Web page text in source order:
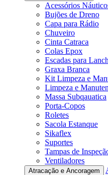
Acessórios
Bujões de Dreno
Capa para Rádio
Chuveiro
Cinta Catraca
Colas Epox
Escadas para
Graxa Branca
Kit Limpeza e
Limpeza e
Massa Subqauatica
Porta-Copos
Roletes
Sacola Estanque
Sikaflex
Suportes
Tampas de
Ventiladores
Atracação e Ancoragem